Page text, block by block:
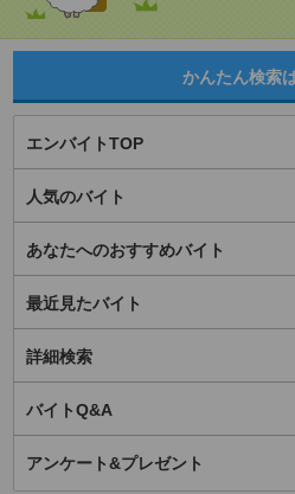
かんたん検索
エンバイトTOP
人気のバイト
あなたへのおすすめバイト
最近見たバイト
詳細検索
バイトQ&A
アンケート&プレゼント